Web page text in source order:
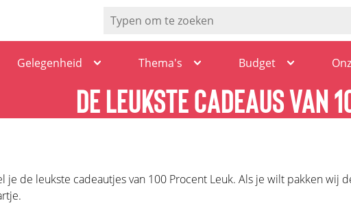
Gelegenheid Thema's Budget
DE LEUKSTE CADEAUS VAN
je de leukste cadeautjes van 100 Procent Leuk. Als je wilt pakken wij